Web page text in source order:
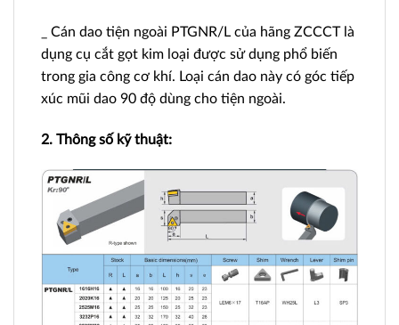
_ Cán dao tiện ngoài PTGNR/L của hãng ZCCCT là
dụng cụ cắt gọt kim loại được sử dụng phổ biến
trong gia công cơ khí. Loại cán dao này có góc tiếp
xúc mũi dao 90 độ dùng cho tiện ngoài.
2. Thông số kỹ thuật: